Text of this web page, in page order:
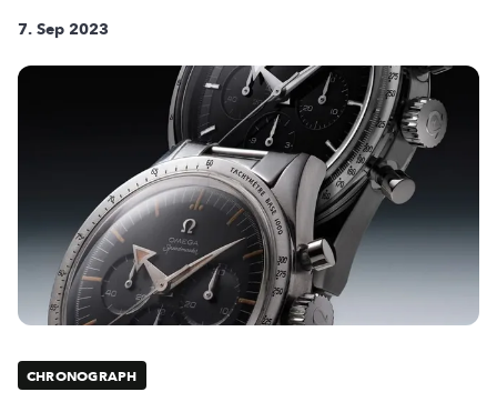
7. Sep 2023
CHRONOGRAPH